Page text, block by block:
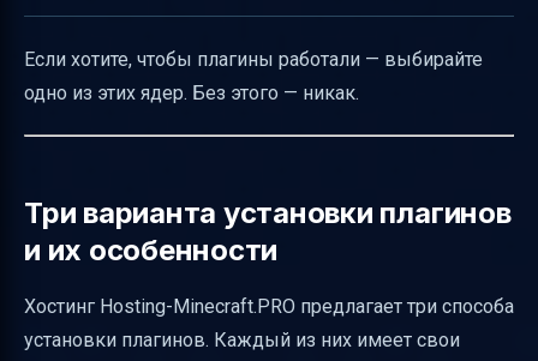
Если хотите, чтобы плагины работали — выбирайте
одно из этих ядер. Без этого — никак.
Три варианта установки плагинов
и их особенности
Хостинг Hosting-Minecraft.PRO предлагает три способа
установки плагинов. Каждый из них имеет свои